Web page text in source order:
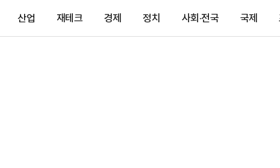
산업 재테크 경제 정치 사회·전국 국제